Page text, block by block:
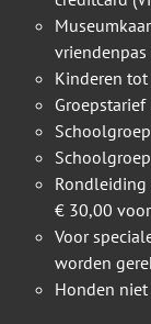
Kinderen
Rondleiding
€ 30,00
Voor
worden
Honden